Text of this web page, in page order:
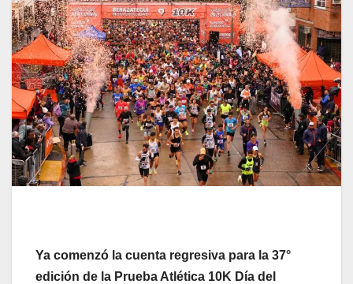
Ya comenzó la cuenta regresiva para la 37°
edición de la Prueba Atlética 10K Día del